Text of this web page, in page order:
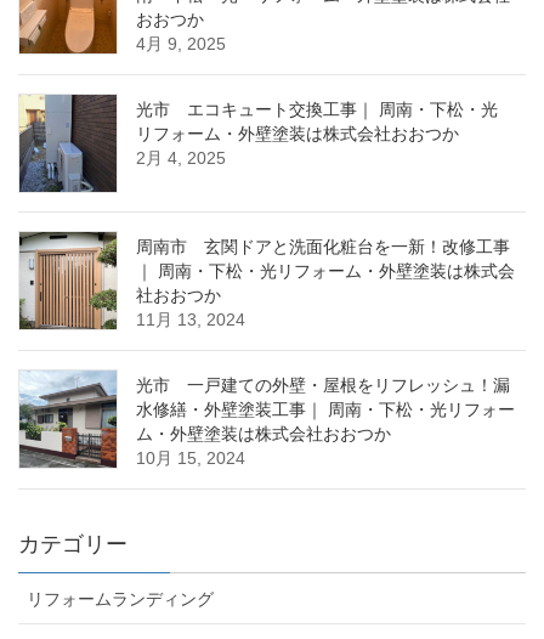
おおつか
4月 9, 2025
光市 エコキュート交換工事｜ 周南・下松・光
リフォーム・外壁塗装は株式会社おおつか
2月 4, 2025
周南市 玄関ドアと洗面化粧台を一新！改修工事
｜ 周南・下松・光リフォーム・外壁塗装は株式会
社おおつか
11月 13, 2024
光市 一戸建ての外壁・屋根をリフレッシュ！漏
水修繕・外壁塗装工事｜ 周南・下松・光リフォー
ム・外壁塗装は株式会社おおつか
10月 15, 2024
カテゴリー
リフォームランディング